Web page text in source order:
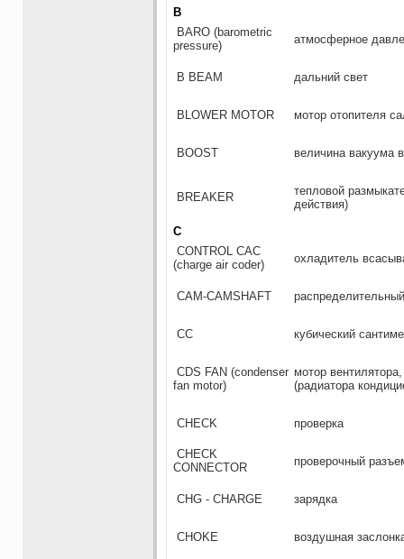
B
BARO (barometric
pressure)
атмосферное
В BEAM дальний свет
BLOWER MOTOR мотор отопителя
BOOST величина вакуума
BREAKER
тепловой
действия)
C
CONTROL САС
(charge air coder)
охладитель
CAM-CAMSHAFT
СС кубический
CDS FAN (condenser
fan motor)
мотор
(радиатора
CHECK проверка
CHECK
CONNECTOR
проверочный
CHG - CHARGE зарядка
CHOKE воздушная